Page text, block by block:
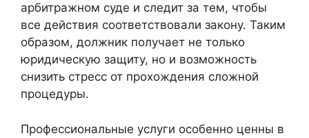
арбитражном суде и следит за тем, чтобы
все действия соответствовали закону. Таким
образом, должник получает не только
юридическую защиту, но и возможность
снизить стресс от прохождения сложной
процедуры.
Профессиональные услуги особенно ценны в